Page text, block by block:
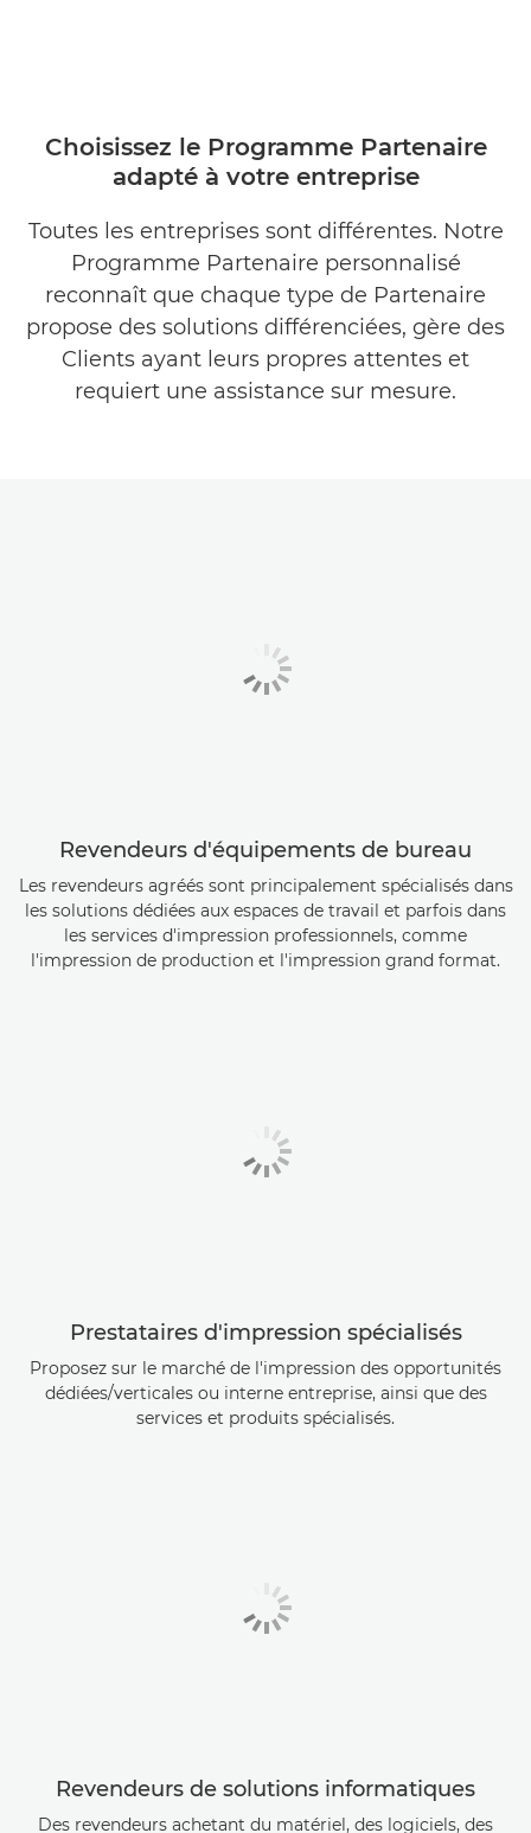
Choisissez le Programme Partenaire
adapté à votre entreprise
Toutes les entreprises sont différentes. Notre
Programme Partenaire personnalisé
reconnaît que chaque type de Partenaire
propose des solutions différenciées, gère des
Clients ayant leurs propres attentes et
requiert une assistance sur mesure.
Revendeurs d'équipements de bureau
Les revendeurs agréés sont principalement spécialisés dans
les solutions dédiées aux espaces de travail et parfois dans
les services d'impression professionnels, comme
l'impression de production et l'impression grand format.
Prestataires d'impression spécialisés
Proposez sur le marché de l'impression des opportunités
dédiées/verticales ou interne entreprise, ainsi que des
services et produits spécialisés.
Revendeurs de solutions informatiques
Des revendeurs achetant du matériel, des logiciels, des